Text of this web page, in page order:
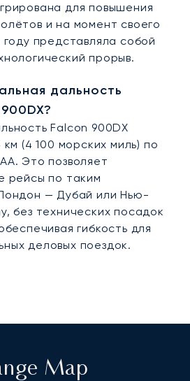
для повышения
и на момент своего
году представляла собой
прорыв.
дальность
Falcon 900DX
(4 100 морских миль) по
Это позволяет
рейсы по таким
— Дубай или Нью-
без технических посадок
гибкость для
деловых поездок.
Map